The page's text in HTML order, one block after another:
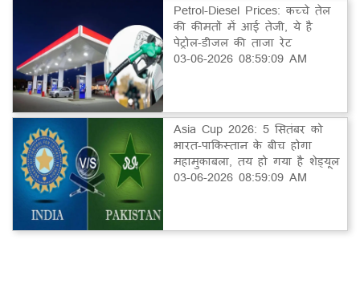
Petrol-Diesel Prices: कच्चे तेल
की कीमतों में आई तेजी, ये है
पेट्रोल-डीजल की ताजा रेट
03-06-2026 08:59:09 AM
Asia Cup 2026: 5 सितंबर को
भारत-पाकिस्तान के बीच होगा
महामुकाबला, तय हो गया है शेड्यूल
03-06-2026 08:59:09 AM